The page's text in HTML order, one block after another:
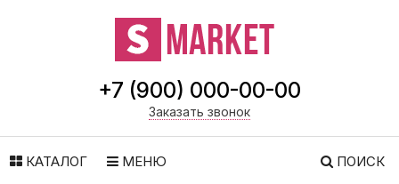
+7 (900) 000-00-00
Заказать звонок
КАТАЛОГ МЕНЮ ПОИСК